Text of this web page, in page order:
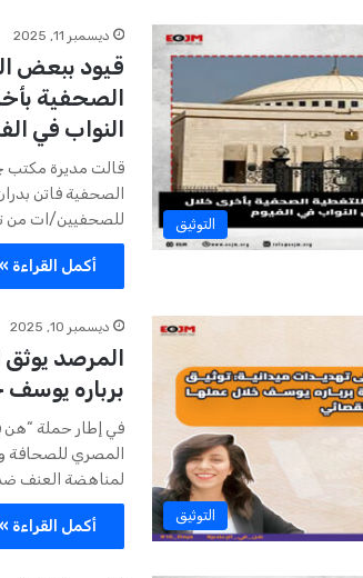
التوثيق
ديسمبر 11, 2025
قيود ببعض
الصحفية
النواب في
قالت مديرة مكتب
الصحفية فاتن
للصحفيين/ات من
أكمل القراءة »
التوثيق
ديسمبر 10, 2025
المرصد
برباره يوسف
في إطار حملة “هن
لمناهضة العنف
أكمل القراءة »